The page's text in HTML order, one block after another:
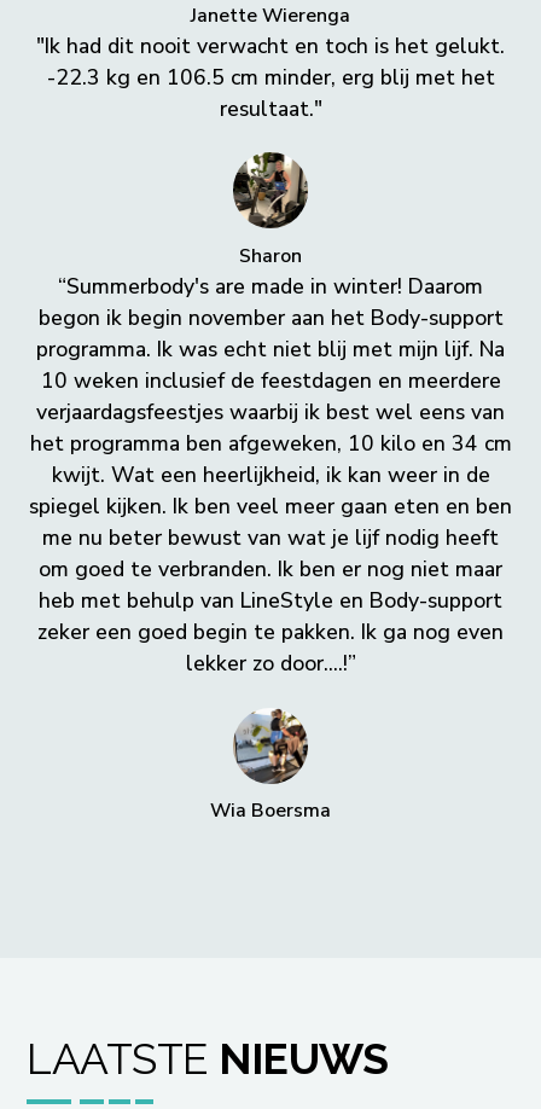
Janette Wierenga
"Ik had dit nooit verwacht en toch is het gelukt.
-22.3 kg en 106.5 cm minder, erg blij met het
resultaat."
Sharon
“Summerbody's are made in winter! Daarom
begon ik begin november aan het Body-support
programma. Ik was echt niet blij met mijn lijf. Na
10 weken inclusief de feestdagen en meerdere
verjaardagsfeestjes waarbij ik best wel eens van
het programma ben afgeweken, 10 kilo en 34 cm
kwijt. Wat een heerlijkheid, ik kan weer in de
spiegel kijken. Ik ben veel meer gaan eten en ben
me nu beter bewust van wat je lijf nodig heeft
om goed te verbranden. Ik ben er nog niet maar
heb met behulp van LineStyle en Body-support
zeker een goed begin te pakken. Ik ga nog even
lekker zo door....!”
Wia Boersma
LAATSTE NIEUWS